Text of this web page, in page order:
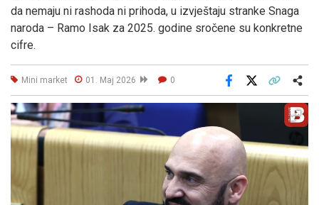
da nemaju ni rashoda ni prihoda, u izvještaju stranke Snaga
naroda – Ramo Isak za 2025. godine sročene su konkretne
cifre.
Mini market 01. Maj 2026 0
Facebook